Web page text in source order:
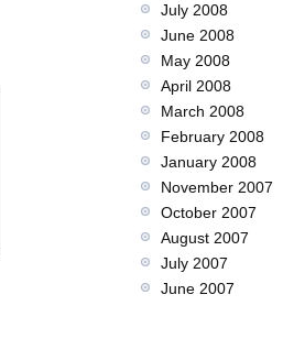
July 2008
June 2008
May 2008
April 2008
March 2008
February 2008
January 2008
November 2007
October 2007
August 2007
July 2007
June 2007